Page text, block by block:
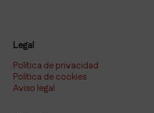
Legal
Política de privacidad
Política de cookies
Aviso legal